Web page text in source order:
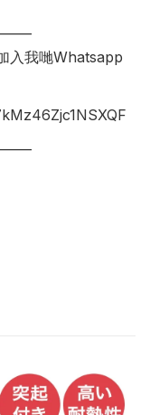
入我哋Whatsapp